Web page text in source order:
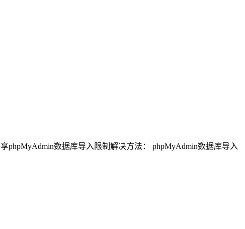
数据库导入限制解决方法： phpMyAdmin数据库导入